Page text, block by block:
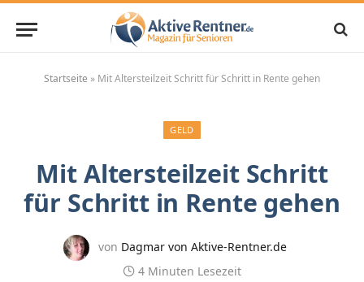
Startseite » Mit Altersteilzeit Schritt für Schritt in Rente gehen
GELD
Mit Altersteilzeit Schritt
für Schritt in Rente gehen
von Dagmar von Aktive-Rentner.de
4 Minuten Lesezeit